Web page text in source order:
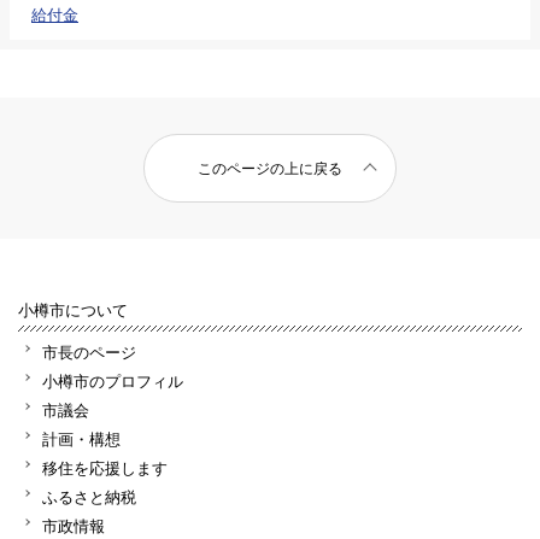
給付金
このページの上に戻る
小樽市について
市長のページ
小樽市のプロフィル
市議会
計画・構想
移住を応援します
ふるさと納税
市政情報